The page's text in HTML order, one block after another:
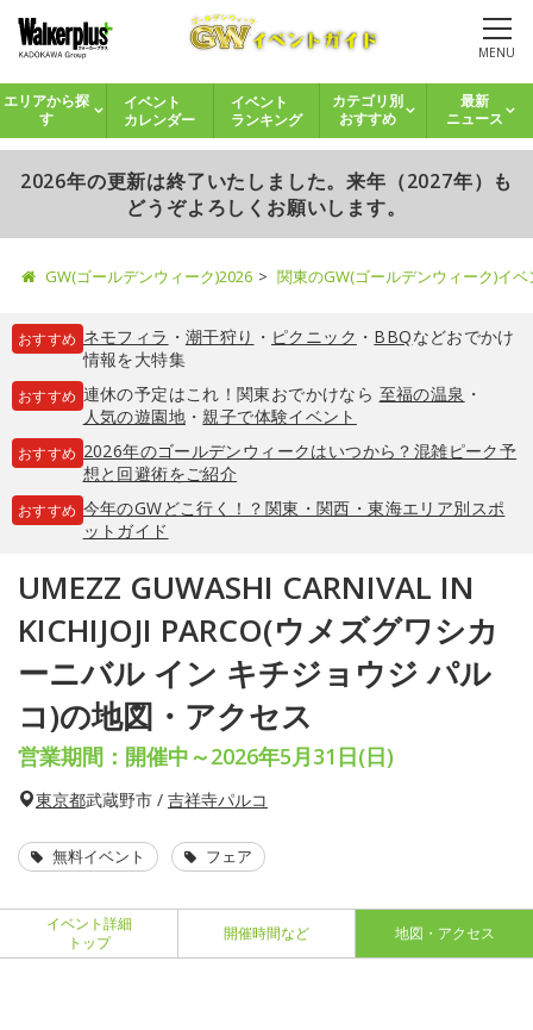
MENU
エリアから探
す
イベント
カレンダー
イベント
ランキング
カテゴリ別
おすすめ
最新
ニュース
2026年の更新は終了いたしました。来年（2027年）も
どうぞよろしくお願いします。
GW(ゴールデンウィーク)2026 関東のGW(ゴールデンウィーク)イ
おすすめ ネモフィラ ・ 潮干狩り ・ ピクニック ・ BBQなどおでかけ
情報を大特集
おすすめ 連休の予定はこれ！関東おでかけなら 至福の温泉 ・
人気の遊園地・親子で体験イベント
おすすめ 2026年のゴールデンウィークはいつから？混雑ピーク予
想と回避術をご紹介
おすすめ 今年のGWどこ行く！？関東・関西・東海エリア別スポ
ットガイド
UMEZZ GUWASHI CARNIVAL IN
KICHIJOJI PARCO(ウメズグワシカ
ーニバル イン キチジョウジ パル
コ)の地図・アクセス
営業期間：開催中～2026年5月31日(日)
東京都武蔵野市 / 吉祥寺パルコ
無料イベント フェア
イベント詳細
トップ
開催時間など 地図・アクセス